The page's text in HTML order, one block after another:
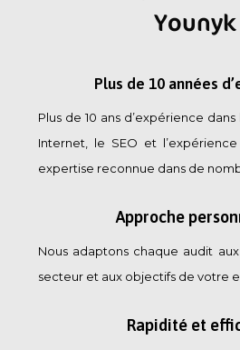
Younyk
Plus de 10 années
Plus de 10 ans d’expérience
Internet, le SEO et
expertise reconnue dans de
Approche
Nous adaptons chaque audit
secteur et aux objectifs de votre
Rapidité et